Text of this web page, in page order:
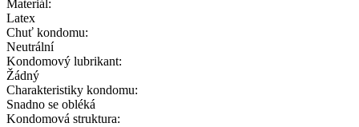
Materiál:
Latex
Chuť kondomu:
Neutrální
Kondomový lubrikant:
Žádný
Charakteristiky kondomu:
Snadno se obléká
Kondomová struktura: